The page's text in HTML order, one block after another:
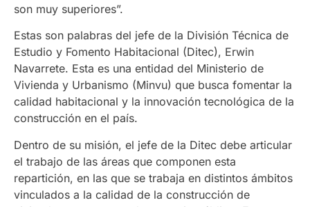
son muy superiores”.
Estas son palabras del jefe de la División Técnica de
Estudio y Fomento Habitacional (Ditec), Erwin
Navarrete. Esta es una entidad del Ministerio de
Vivienda y Urbanismo (Minvu) que busca fomentar la
calidad habitacional y la innovación tecnológica de la
construcción en el país.
Dentro de su misión, el jefe de la Ditec debe articular
el trabajo de las áreas que componen esta
repartición, en las que se trabaja en distintos ámbitos
vinculados a la calidad de la construcción de